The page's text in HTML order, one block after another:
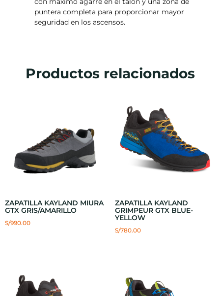
puntera completa para proporcionar mayor
seguridad en los ascensos.
Productos relacionados
ZAPATILLA KAYLAND MIURA
GTX GRIS/AMARILLO
S/990.00
ZAPATILLA KAYLAND
GRIMPEUR GTX BLUE-
YELLOW
S/780.00